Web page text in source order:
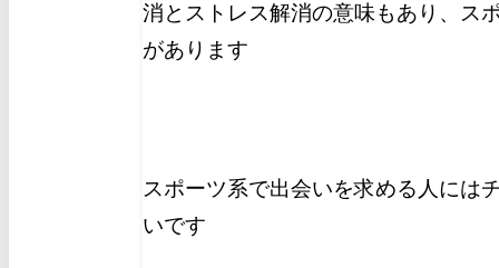
消とストレス解消の意味もあり、ス
があります
スポーツ系で出会いを求める人には
いです